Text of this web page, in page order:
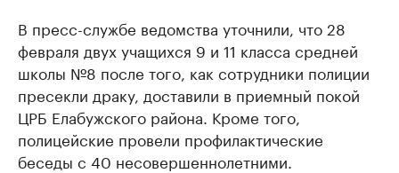
В пресс-службе ведомства уточнили, что 28
февраля двух учащихся 9 и 11 класса средней
школы №8 после того, как сотрудники полиции
пресекли драку, доставили в приемный покой
ЦРБ Елабужского района. Кроме того,
полицейские провели профилактические
беседы с 40 несовершеннолетними.